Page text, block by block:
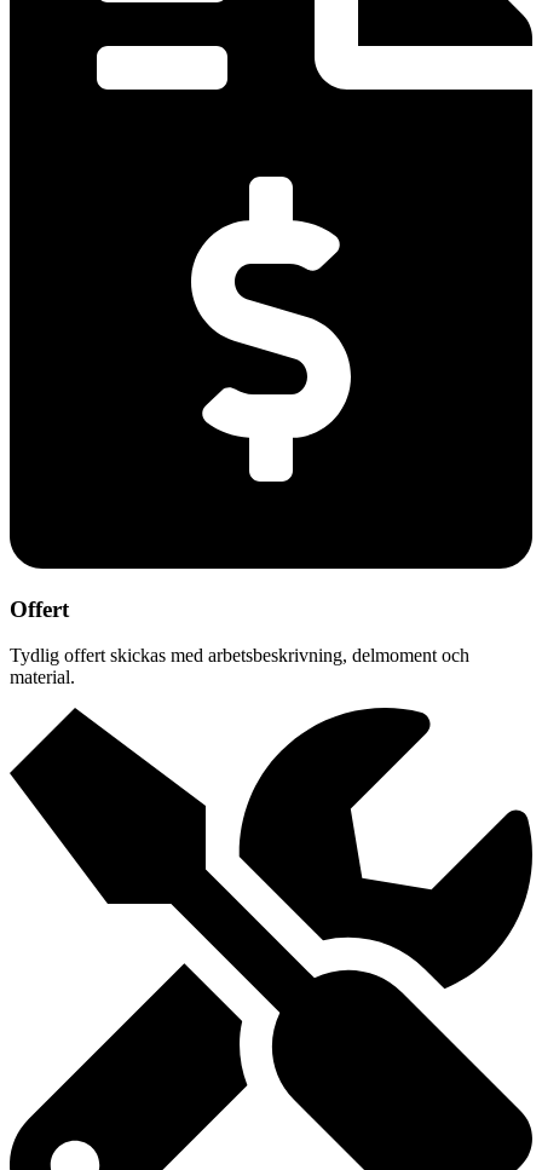
Offert
Tydlig offert skickas med arbetsbeskrivning, delmoment och
material.